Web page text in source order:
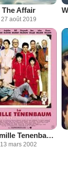
The Affair
27 août 2019
La Famille Tenenbaum
13 mars 2002